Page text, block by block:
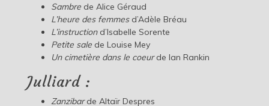
Sambrede Alice Géraud
L’heure des femmesd’Adèle Bréau
L’instructiond’Isabelle Sorente
Petite salede Louise Mey
Un cimetière dans le coeurde Ian Rankin
Julliard :
Zanzibarde Altaïr Despres